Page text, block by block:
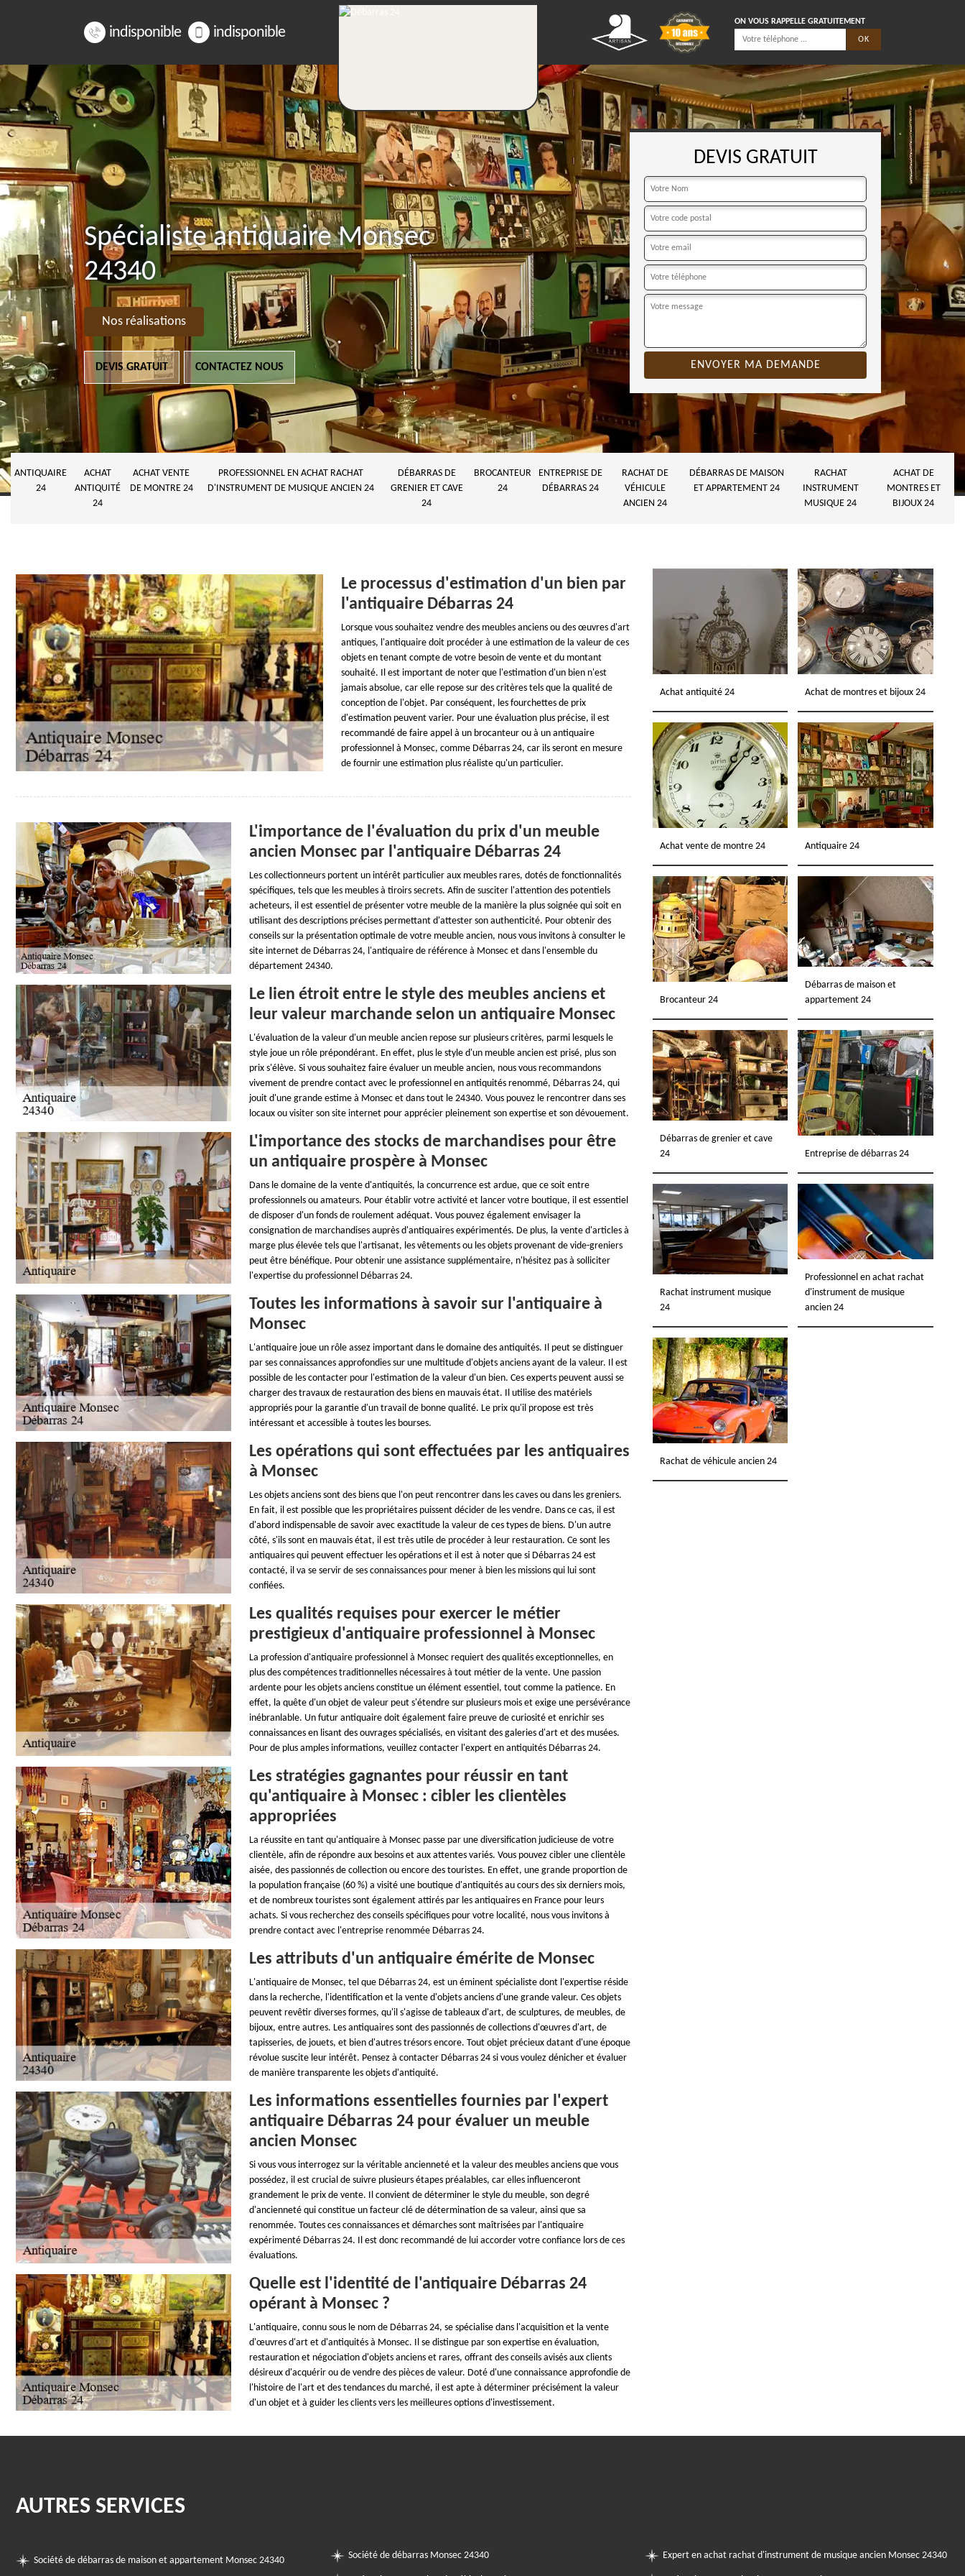
indisponible indisponible
ON VOUS RAPPELLE GRATUITEMENT
Spécialiste antiquaire Monsec
24340
Nos réalisations
DEVIS GRATUIT CONTACTEZ NOUS
DEVIS GRATUIT
ANTIQUAIRE
24
ACHAT
ANTIQUITÉ
24
ACHAT VENTE
DE MONTRE 24
PROFESSIONNEL EN ACHAT RACHAT
D'INSTRUMENT DE MUSIQUE ANCIEN 24
DÉBARRAS DE
GRENIER ET CAVE
24
BROCANTEUR
24
ENTREPRISE DE
DÉBARRAS 24
RACHAT DE
VÉHICULE
ANCIEN 24
DÉBARRAS DE MAISON
ET APPARTEMENT 24
RACHAT
INSTRUMENT
MUSIQUE 24
ACHAT DE
MONTRES ET
BIJOUX 24
Le processus d'estimation d'un bien par
l'antiquaire Débarras 24
Lorsque vous souhaitez vendre des meubles anciens ou des œuvres d'art
antiques, l'antiquaire doit procéder à une estimation de la valeur de ces
objets en tenant compte de votre besoin de vente et du montant
souhaité. Il est important de noter que l'estimation d'un bien n'est
jamais absolue, car elle repose sur des critères tels que la qualité de
conception de l'objet. Par conséquent, les fourchettes de prix
d'estimation peuvent varier. Pour une évaluation plus précise, il est
recommandé de faire appel à un brocanteur ou à un antiquaire
professionnel à Monsec, comme Débarras 24, car ils seront en mesure
de fournir une estimation plus réaliste qu'un particulier.
L'importance de l'évaluation du prix d'un meuble
ancien Monsec par l'antiquaire Débarras 24
Les collectionneurs portent un intérêt particulier aux meubles rares, dotés de fonctionnalités
spécifiques, tels que les meubles à tiroirs secrets. Afin de susciter l'attention des potentiels
acheteurs, il est essentiel de présenter votre meuble de la manière la plus soignée qui soit en
utilisant des descriptions précises permettant d'attester son authenticité. Pour obtenir des
conseils sur la présentation optimale de votre meuble ancien, nous vous invitons à consulter le
site internet de Débarras 24, l'antiquaire de référence à Monsec et dans l'ensemble du
département 24340.
Le lien étroit entre le style des meubles anciens et
leur valeur marchande selon un antiquaire Monsec
L'évaluation de la valeur d'un meuble ancien repose sur plusieurs critères, parmi lesquels le
style joue un rôle prépondérant. En effet, plus le style d'un meuble ancien est prisé, plus son
prix s'élève. Si vous souhaitez faire évaluer un meuble ancien, nous vous recommandons
vivement de prendre contact avec le professionnel en antiquités renommé, Débarras 24, qui
jouit d'une grande estime à Monsec et dans tout le 24340. Vous pouvez le rencontrer dans ses
locaux ou visiter son site internet pour apprécier pleinement son expertise et son dévouement.
L'importance des stocks de marchandises pour être
un antiquaire prospère à Monsec
Dans le domaine de la vente d'antiquités, la concurrence est ardue, que ce soit entre
professionnels ou amateurs. Pour établir votre activité et lancer votre boutique, il est essentiel
de disposer d'un fonds de roulement adéquat. Vous pouvez également envisager la
consignation de marchandises auprès d'antiquaires expérimentés. De plus, la vente d'articles à
marge plus élevée tels que l'artisanat, les vêtements ou les objets provenant de vide-greniers
peut être bénéfique. Pour obtenir une assistance supplémentaire, n'hésitez pas à solliciter
l'expertise du professionnel Débarras 24.
Toutes les informations à savoir sur l'antiquaire à
Monsec
L'antiquaire joue un rôle assez important dans le domaine des antiquités. Il peut se distinguer
par ses connaissances approfondies sur une multitude d'objets anciens ayant de la valeur. Il est
possible de les contacter pour l'estimation de la valeur d'un bien. Ces experts peuvent aussi se
charger des travaux de restauration des biens en mauvais état. Il utilise des matériels
appropriés pour la garantie d'un travail de bonne qualité. Le prix qu'il propose est très
intéressant et accessible à toutes les bourses.
Les opérations qui sont effectuées par les antiquaires
à Monsec
Les objets anciens sont des biens que l'on peut rencontrer dans les caves ou dans les greniers.
En fait, il est possible que les propriétaires puissent décider de les vendre. Dans ce cas, il est
d'abord indispensable de savoir avec exactitude la valeur de ces types de biens. D'un autre
côté, s'ils sont en mauvais état, il est très utile de procéder à leur restauration. Ce sont les
antiquaires qui peuvent effectuer les opérations et il est à noter que si Débarras 24 est
contacté, il va se servir de ses connaissances pour mener à bien les missions qui lui sont
confiées.
Les qualités requises pour exercer le métier
prestigieux d'antiquaire professionnel à Monsec
La profession d'antiquaire professionnel à Monsec requiert des qualités exceptionnelles, en
plus des compétences traditionnelles nécessaires à tout métier de la vente. Une passion
ardente pour les objets anciens constitue un élément essentiel, tout comme la patience. En
effet, la quête d'un objet de valeur peut s'étendre sur plusieurs mois et exige une persévérance
inébranlable. Un futur antiquaire doit également faire preuve de curiosité et enrichir ses
connaissances en lisant des ouvrages spécialisés, en visitant des galeries d'art et des musées.
Pour de plus amples informations, veuillez contacter l'expert en antiquités Débarras 24.
Les stratégies gagnantes pour réussir en tant
qu'antiquaire à Monsec : cibler les clientèles
appropriées
La réussite en tant qu'antiquaire à Monsec passe par une diversification judicieuse de votre
clientèle, afin de répondre aux besoins et aux attentes variés. Vous pouvez cibler une clientèle
aisée, des passionnés de collection ou encore des touristes. En effet, une grande proportion de
la population française (60 %) a visité une boutique d'antiquités au cours des six derniers mois,
et de nombreux touristes sont également attirés par les antiquaires en France pour leurs
achats. Si vous recherchez des conseils spécifiques pour votre localité, nous vous invitons à
prendre contact avec l'entreprise renommée Débarras 24.
Les attributs d'un antiquaire émérite de Monsec
L'antiquaire de Monsec, tel que Débarras 24, est un éminent spécialiste dont l'expertise réside
dans la recherche, l'identification et la vente d'objets anciens d'une grande valeur. Ces objets
peuvent revêtir diverses formes, qu'il s'agisse de tableaux d'art, de sculptures, de meubles, de
bijoux, entre autres. Les antiquaires sont des passionnés de collections d'œuvres d'art, de
tapisseries, de jouets, et bien d'autres trésors encore. Tout objet précieux datant d'une époque
révolue suscite leur intérêt. Pensez à contacter Débarras 24 si vous voulez dénicher et évaluer
de manière transparente les objets d'antiquité.
Les informations essentielles fournies par l'expert
antiquaire Débarras 24 pour évaluer un meuble
ancien Monsec
Si vous vous interrogez sur la véritable ancienneté et la valeur des meubles anciens que vous
possédez, il est crucial de suivre plusieurs étapes préalables, car elles influenceront
grandement le prix de vente. Il convient de déterminer le style du meuble, son degré
d'ancienneté qui constitue un facteur clé de détermination de sa valeur, ainsi que sa
renommée. Toutes ces connaissances et démarches sont maîtrisées par l'antiquaire
expérimenté Débarras 24. Il est donc recommandé de lui accorder votre confiance lors de ces
évaluations.
Quelle est l'identité de l'antiquaire Débarras 24
opérant à Monsec ?
L'antiquaire, connu sous le nom de Débarras 24, se spécialise dans l'acquisition et la vente
d'œuvres d'art et d'antiquités à Monsec. Il se distingue par son expertise en évaluation,
restauration et négociation d'objets anciens et rares, offrant des conseils avisés aux clients
désireux d'acquérir ou de vendre des pièces de valeur. Doté d'une connaissance approfondie de
l'histoire de l'art et des tendances du marché, il est apte à déterminer précisément la valeur
d'un objet et à guider les clients vers les meilleures options d'investissement.
Achat antiquité 24 Achat de montres et bijoux 24
Achat vente de montre 24 Antiquaire 24
Brocanteur 24
Débarras de maison et
appartement 24
Débarras de grenier et cave
24
Entreprise de débarras 24
Rachat instrument musique
24
Professionnel en achat rachat
d'instrument de musique
ancien 24
Rachat de véhicule ancien 24
AUTRES SERVICES
Société de débarras de maison et appartement Monsec 24340 Société de débarras Monsec 24340 Expert en achat rachat d'instrument de musique ancien Monsec 24340